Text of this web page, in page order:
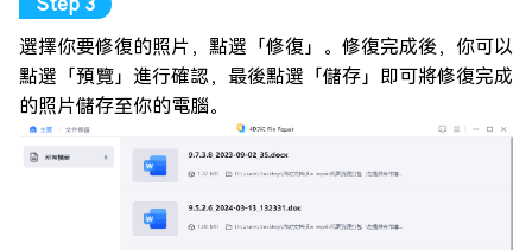
選擇你要修復的照片，點選「修復」。修復完成後，你可以
點選「預覽」進行確認，最後點選「儲存」即可將修復完成
的照片儲存至你的電腦。